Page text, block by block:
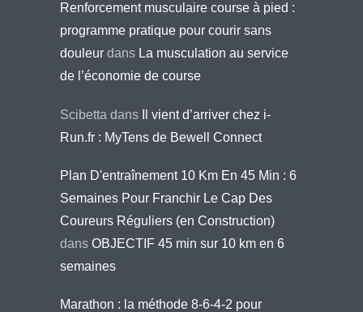
Renforcement musculaire course à pied :
programme pratique pour courir sans
douleur dans La musculation au service
de l’économie de course
Scibetta dans
Il vient d’arriver chez i-
Run.fr : MyTens de Bewell Connect
Plan D'entraînement 10 Km En 45 Min : 6
Semaines Pour Franchir Le Cap Des
Coureurs Réguliers (en Construction)
dans OBJECTIF 45 min sur 10 km en 6
semaines
Marathon : la méthode 8-6-4-2 pour